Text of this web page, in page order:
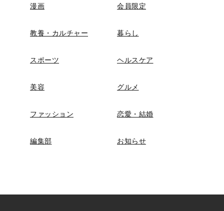
漫画 会員限定
教養・カルチャー 暮らし
スポーツ ヘルスケア
美容 グルメ
ファッション 恋愛・結婚
編集部 お知らせ